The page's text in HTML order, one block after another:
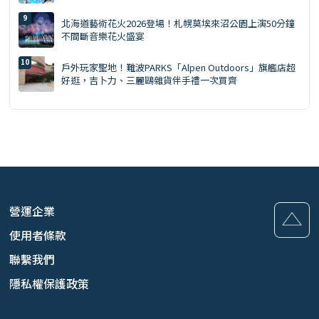
北海道藝術花火2026登場！札幌莫埃來沼公園上演50分鐘
不間斷音樂花火盛宴
戶外玩家聖地！難波PARKS「Alpen Outdoors」旗艦店超
好逛，吉卜力、三麗鷗雜貨伴手禮一次買齊
營運企業
使用者條款
聯繫我們
隱私權保護政策